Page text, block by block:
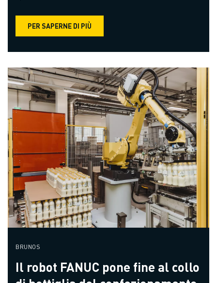
PER SAPERNE DI PIÙ
BRUNOS
Il robot FANUC pone fine al collo